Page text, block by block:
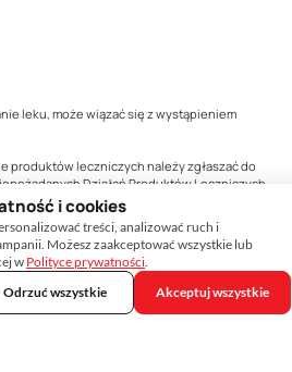
leku, może wiązać się z wystąpieniem
produktów leczniczych należy zgłaszać do
Działań Produktów Leczniczych
Wyrobów Medycznych i Produktów
02-222 Warszawa, tel. (22) 492-13-01, fax (22)
bezpieczeństwa produktów
za produkt, którego zgłoszenie
działania produktu leczniczego
www.urpl.gov.pl.
i cookies
treści, analizować ruch i
Możesz zaakceptować wszystkie lub
w Polityce prywatności.
Odrzuć wszystkie Akceptuj wszystkie